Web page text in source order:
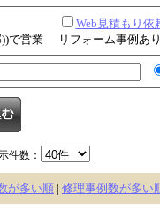
Web見積もり依
で営業
リフォーム事例あ
件数：
が多い順 | 修理事例数が多い